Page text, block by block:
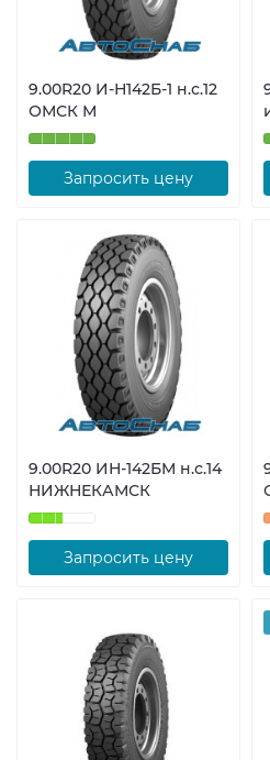
9.00R20 И-Н142Б-1 н.с.12
ОМСК М
Запросить цену
9.00R20 ИН-142БМ н.с.14
НИЖНЕКАМСК
Запросить цену